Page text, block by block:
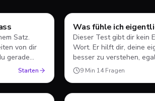
Satz.
von dir
gerade
Starten
Test
Was fühle ich
Dieser Test gibt dir kein
Wort. Er hilft dir, deine
besser zu verstehen,
stehst.
9 Min·14Fragen